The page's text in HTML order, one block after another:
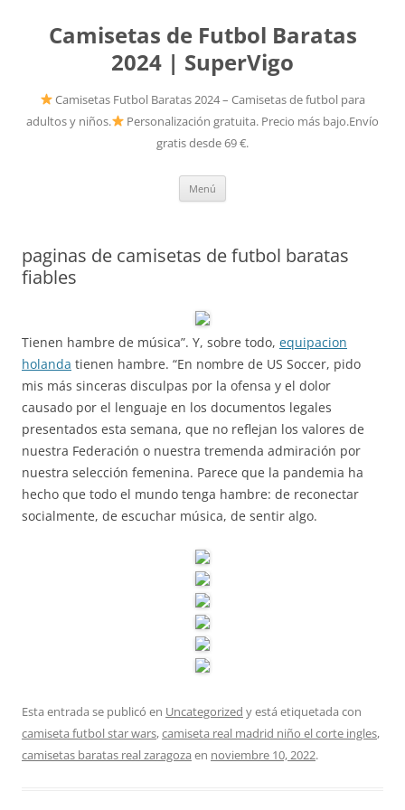
Camisetas de Futbol Baratas
2024 | SuperVigo
Camisetas Futbol Baratas 2024 – Camisetas de futbol para
adultos y niños.
Personalización gratuita. Precio más bajo.Envío
gratis desde 69 €.
Menú
paginas de camisetas de futbol baratas
fiables
Tienen hambre de música”. Y, sobre todo, equipacion
holanda tienen hambre. “En nombre de US Soccer, pido
mis más sinceras disculpas por la ofensa y el dolor
causado por el lenguaje en los documentos legales
presentados esta semana, que no reflejan los valores de
nuestra Federación o nuestra tremenda admiración por
nuestra selección femenina. Parece que la pandemia ha
hecho que todo el mundo tenga hambre: de reconectar
socialmente, de escuchar música, de sentir algo.
Esta entrada se publicó en Uncategorized y está etiquetada con
camiseta futbol star wars,camiseta real madrid niño el corte ingles,
camisetas baratas real zaragoza en noviembre 10, 2022.